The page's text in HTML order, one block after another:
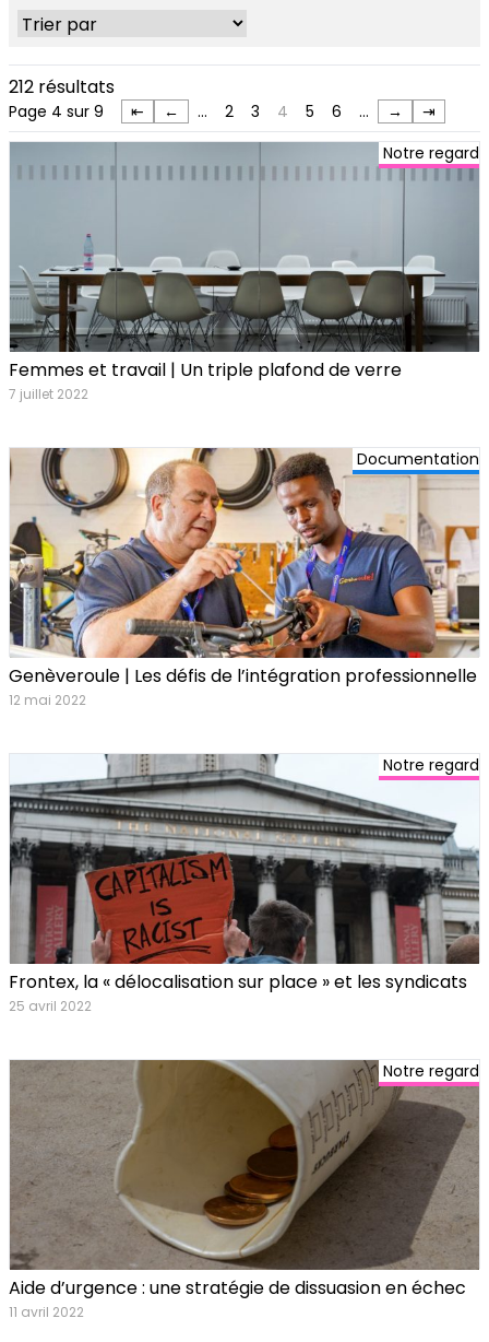
212 résultats
Page 4 sur 9 ⇤ ← … 2 3 4 5 6 … →
⇥
Notre regard
Femmes et travail | Un triple plafond de verre
7 juillet 2022
Documentation
Genèveroule | Les défis de l’intégration professionnelle
12 mai 2022
Notre regard
Frontex, la « délocalisation sur place » et les syndicats
25 avril 2022
Notre regard
Aide d’urgence : une stratégie de dissuasion en échec
11 avril 2022